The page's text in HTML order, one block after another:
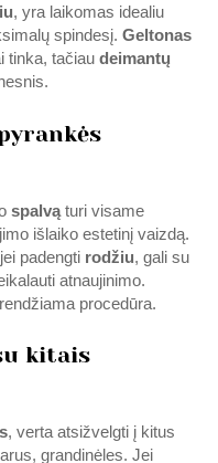
, yra laikomas idealiu
spindesį.Geltonas
tinka, tačiaudeimantų
spalvą turi visame
išlaiko estetinį vaizdą.
padengti rodžiu, gali su
atnaujinimo.
procedūra.
kitais
, verta atsižvelgti į kitus
grandinėles. Jei